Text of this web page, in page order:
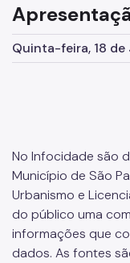
Contas
Finanças Públicas
Geologia
Hidrografia
Topografia
Quinta-feira, 18
No Infocidade são
Município de São
Urbanismo e
do público uma
informações que
dados. As fontes